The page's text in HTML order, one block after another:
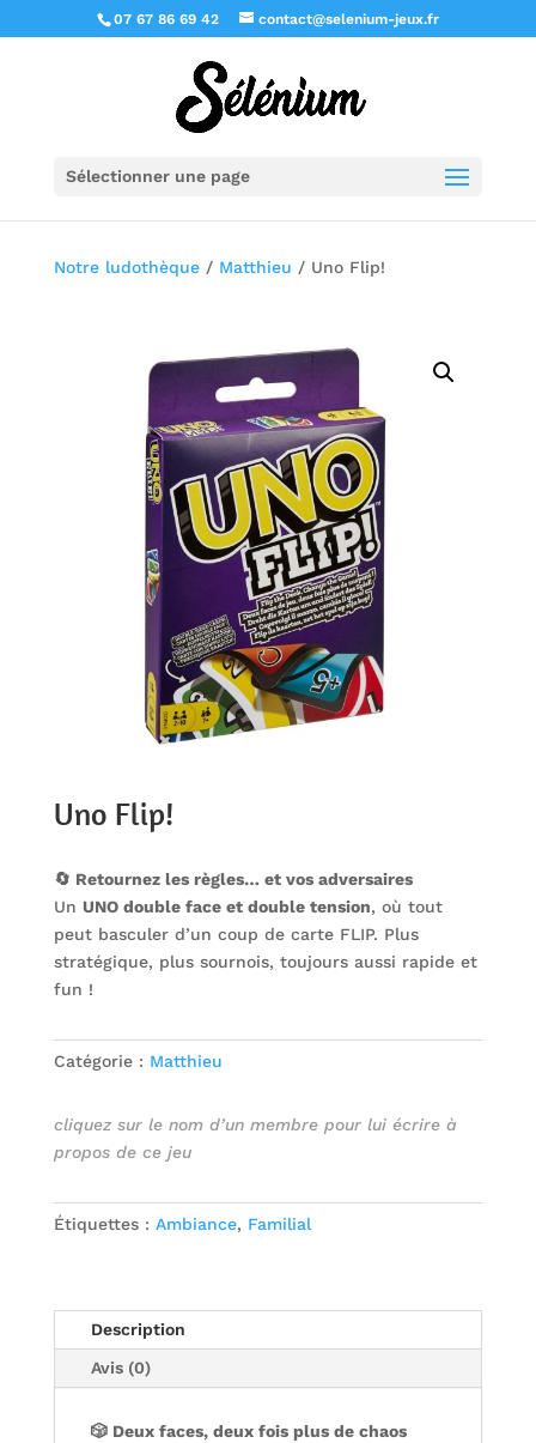
07 67 86 69 42 contact@selenium-jeux.fr
Sélectionner une page
Notre ludothèque/ Matthieu / Uno Flip!
Uno Flip!
🔄 Retournez les règles… et vos adversaires
Un UNO double face et double tension, où tout
peut basculer d’un coup de carte FLIP. Plus
stratégique, plus sournois, toujours aussi rapide et
fun !
Catégorie : Matthieu
cliquez sur le nom d’un membre pour lui écrire à
propos de ce jeu
Étiquettes : Ambiance, Familial
Description
Avis (0)
🎲 Deux faces, deux fois plus de chaos